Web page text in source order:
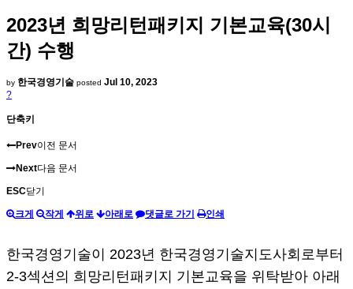
2023년 희망리턴패키지 기본교육(30시
간) 수행
by 한국경영기술 posted Jul 10, 2023
?
단축키
Prev이전 문서
Next다음 문서
ESC닫기
크게 작게 위로 아래로 댓글로 가기 인쇄
한국경영기술이 2023년 한국경영기술지도사회로부터
2-3섹션의 희망리턴패키지 기본교육을 위탁받아 아래